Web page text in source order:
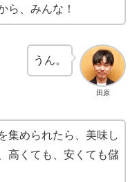
ら、みんな！
田原
うん。
集められたら、美味し
高くても、安くても儲